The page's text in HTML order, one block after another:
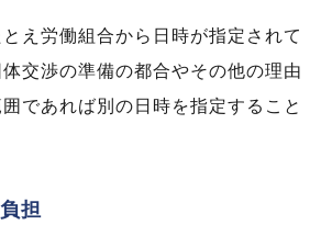
え労働組合から日時が指定されて
交渉の準備の都合やその他の理由
であれば別の日時を指定すること
担